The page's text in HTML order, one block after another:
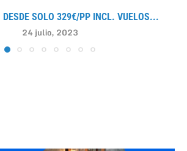
DESDE SOLO 329€/PP INCL. VUELOS...
24 julio, 2023